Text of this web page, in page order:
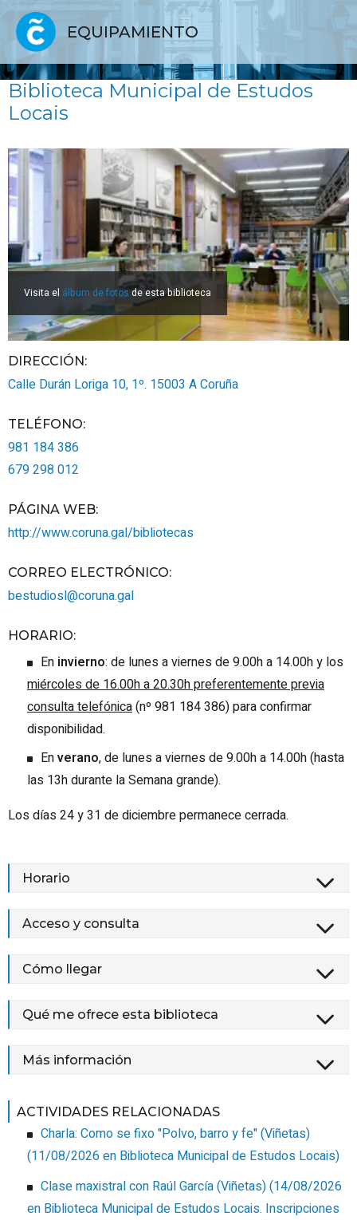
EQUIPAMIENTO
Biblioteca Municipal de Estudos
Locais
Visita el álbum de fotosde esta biblioteca
DIRECCIÓN:
Calle Durán Loriga 10, 1º. 15003 A Coruña
TELÉFONO:
981 184 386
679 298 012
PÁGINA WEB:
http://www.coruna.gal/bibliotecas
CORREO ELECTRÓNICO:
bestudiosl@coruna.gal
HORARIO:
En invierno: de lunes a viernes de 9.00h a 14.00h y los
miércoles de 16.00h a 20.30h preferentemente previa
consulta telefónica(nº 981 184 386) para confirmar
disponibilidad.
Enverano, de lunes a viernes de 9.00h a 14.00h (hasta
las 13h durante la Semana grande).
Los días 24 y 31 de diciembre permanece cerrada.
Horario
Acceso y consulta
Cómo llegar
Qué me ofrece esta biblioteca
Más información
ACTIVIDADES RELACIONADAS
Charla: Como se fixo "Polvo, barro y fe" (Viñetas)
(11/08/2026 en Biblioteca Municipal de Estudos Locais)
Clase maxistral con Raúl García (Viñetas)(14/08/2026
en Biblioteca Municipal de Estudos Locais. Inscripciones